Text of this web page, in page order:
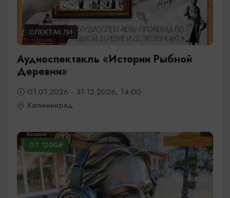
СПЕКТАКЛИ
Аудиоспектакль «Истории Рыбной
Деревни»
01.01.2026 - 31.12.2026, 14:00
Калининград
ОТ 1200₽